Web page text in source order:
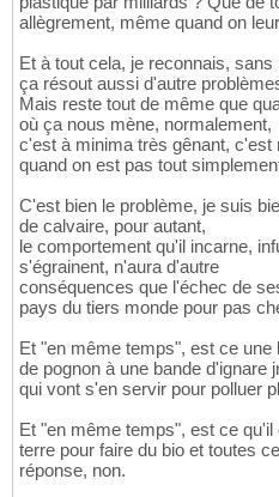
allègrement, même quand on
Et à tout cela, je reconnais,
ça résout aussi d'autre
Mais reste tout de même que
où ça nous mène, normalement,
c'est à minima très gênant, c'est
quand on est pas tout
C'est bien le problème, je suis
de calvaire, pour autant,
le comportement qu'il incarne,
s'égrainent, n'aura d'autre
conséquences que l'échec de
pays du tiers monde pour pas
Et "en même temps", est ce une
de pognon à une bande d'ignare
qui vont s'en servir pour polluer
Et "en même temps", est ce
terre pour faire du bio et toutes
réponse, non.